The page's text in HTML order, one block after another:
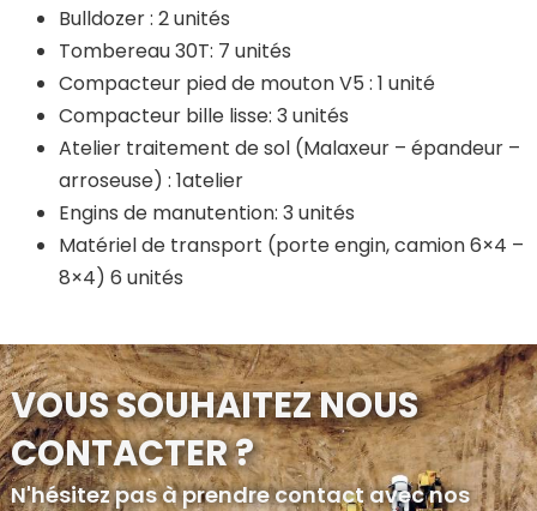
Bulldozer : 2 unités
Tombereau 30T: 7 unités
Compacteur pied de mouton V5 : 1 unité
Compacteur bille lisse: 3 unités
Atelier traitement de sol (Malaxeur – épandeur –
arroseuse) : 1atelier
Engins de manutention: 3 unités
Matériel de transport (porte engin, camion 6×4 –
8×4) 6 unités
VOUS SOUHAITEZ NOUS
CONTACTER ?
N'hésitez pas à prendre contact avec nos